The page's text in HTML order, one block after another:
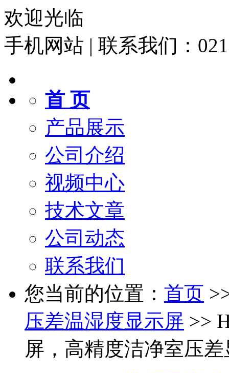
欢迎光临
手机网站 | 联系我们：
首 页
产品展示
公司介绍
视频中心
技术文章
公司动态
联系我们
您当前的位置： 首页
压差温湿度显示屏 >>
屏，高精度洁净室压